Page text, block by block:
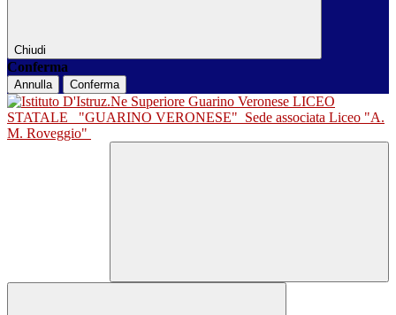
Chiudi
Conferma
Annulla Conferma
LICEO
STATALE
"GUARINO VERONESE" Sede associata Liceo "A.
M. Roveggio"